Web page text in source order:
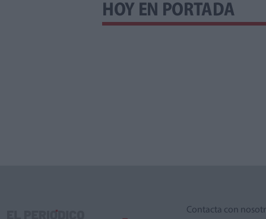
HOY EN PORTADA
Contacta con